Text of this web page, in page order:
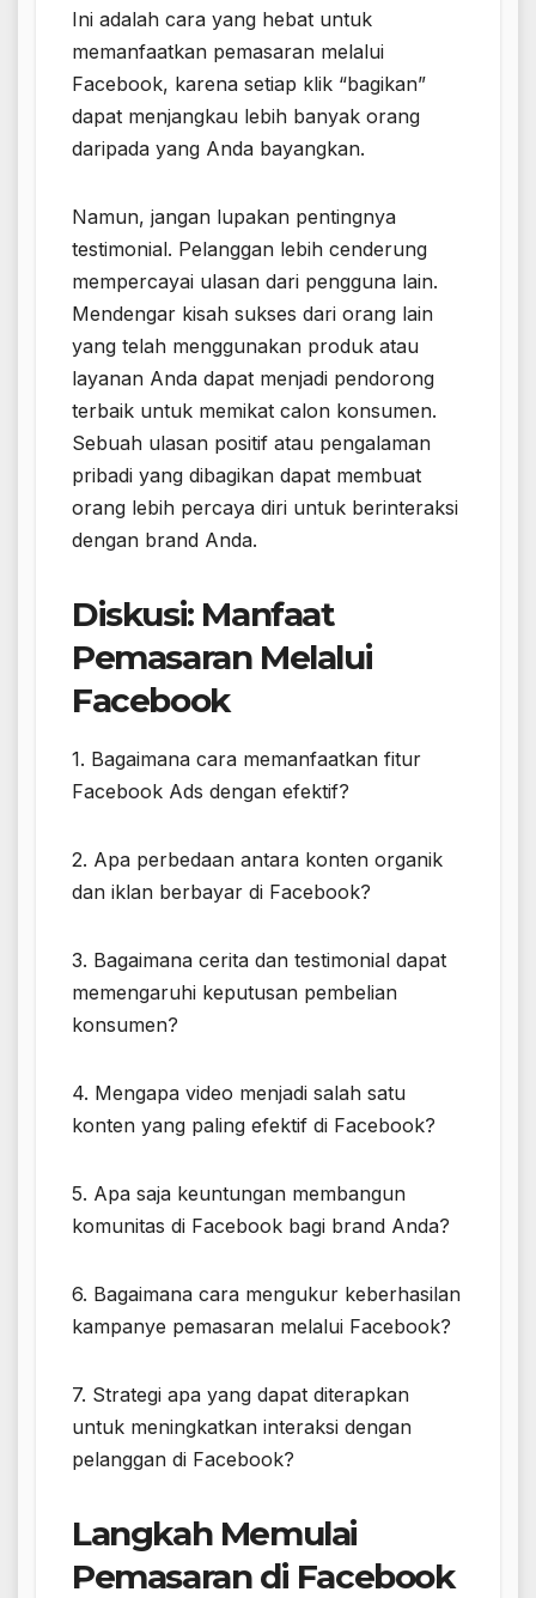
Ini adalah cara yang hebat untuk
memanfaatkan pemasaran melalui
Facebook, karena setiap klik “bagikan”
dapat menjangkau lebih banyak orang
daripada yang Anda bayangkan.
Namun, jangan lupakan pentingnya
testimonial. Pelanggan lebih cenderung
mempercayai ulasan dari pengguna lain.
Mendengar kisah sukses dari orang lain
yang telah menggunakan produk atau
layanan Anda dapat menjadi pendorong
terbaik untuk memikat calon konsumen.
Sebuah ulasan positif atau pengalaman
pribadi yang dibagikan dapat membuat
orang lebih percaya diri untuk berinteraksi
dengan brand Anda.
Diskusi: Manfaat
Pemasaran Melalui
Facebook
1. Bagaimana cara memanfaatkan fitur
Facebook Ads dengan efektif?
2. Apa perbedaan antara konten organik
dan iklan berbayar di Facebook?
3. Bagaimana cerita dan testimonial dapat
memengaruhi keputusan pembelian
konsumen?
4. Mengapa video menjadi salah satu
konten yang paling efektif di Facebook?
5. Apa saja keuntungan membangun
komunitas di Facebook bagi brand Anda?
6. Bagaimana cara mengukur keberhasilan
kampanye pemasaran melalui Facebook?
7. Strategi apa yang dapat diterapkan
untuk meningkatkan interaksi dengan
pelanggan di Facebook?
Langkah Memulai
Pemasaran di Facebook